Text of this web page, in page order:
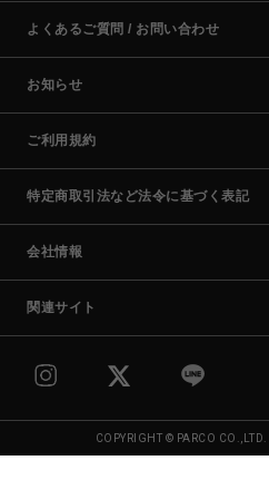
よくあるご質問 / お問い合わせ
お知らせ
ご利用規約
特定商取引法など法令に基づく表記
会社情報
関連サイト
COPYRIGHT © PARCO CO.,LTD.